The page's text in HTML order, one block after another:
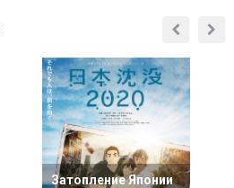
Затопление Японии